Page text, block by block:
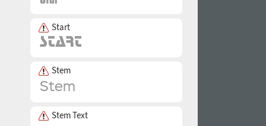
Start
Stem
Stem Text